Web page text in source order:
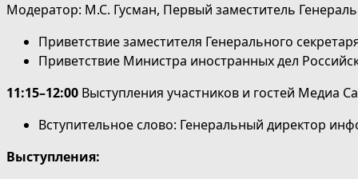
Модератор: М.С. Гусман, Первый заместитель
Приветствие заместителя Генерального
Приветствие Министра иностранных дел
11:15–12:00 Выступления участников и гостей Медиа
Вступительное слово: Генеральный директор
Выступления: